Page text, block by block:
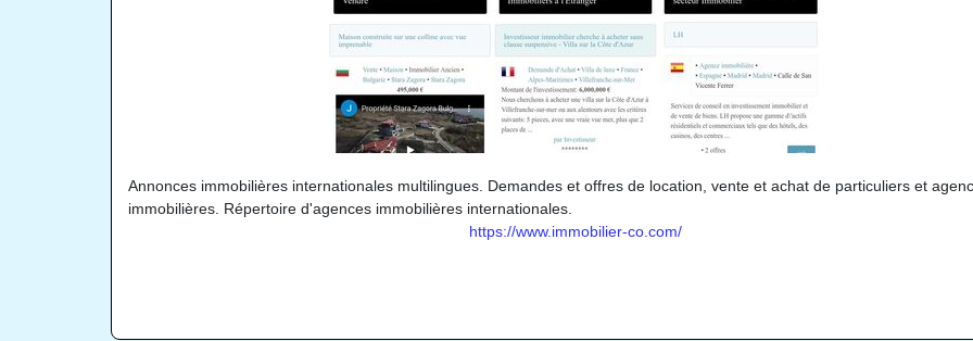
Annonces immobilières internationales multilingues. Demandes et offres de location, vente et achat de particuliers et
immobilières. Répertoire d'agences immobilières internationales.
https://www.immobilier-co.com/